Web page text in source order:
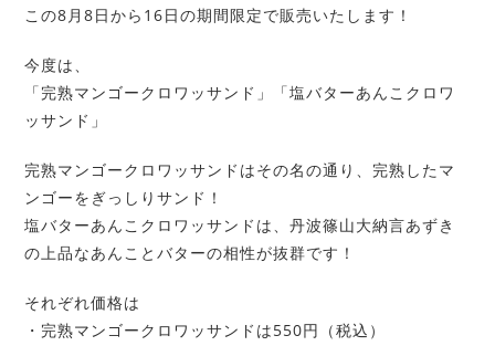
この8月8日から16日の期間限定で販売いたします！
今度は、
「完熟マンゴークロワッサンド」「塩バターあんこクロワ
ッサンド」
完熟マンゴークロワッサンドはその名の通り、完熟したマ
ンゴーをぎっしりサンド！
塩バターあんこクロワッサンドは、丹波篠山大納言あずき
の上品なあんことバターの相性が抜群です！
それぞれ価格は
・完熟マンゴークロワッサンドは550円（税込）